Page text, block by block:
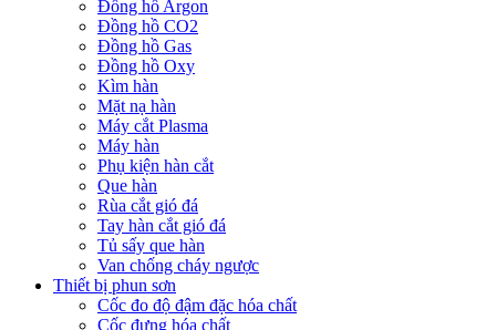
Đồng hồ Argon
Đồng hồ CO2
Đồng hồ Gas
Đồng hồ Oxy
Kìm hàn
Mặt nạ hàn
Máy cắt Plasma
Máy hàn
Phụ kiện hàn cắt
Que hàn
Rùa cắt gió đá
Tay hàn cắt gió đá
Tủ sấy que hàn
Van chống cháy ngược
Thiết bị phun sơn
Cốc đo độ đậm đặc hóa chất
Cốc đựng hóa chất